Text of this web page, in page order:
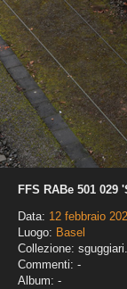
FFS RABe 501 029
Data: 12 febbraio
Luogo: Basel
Collezione:
Commenti: -
Album: -